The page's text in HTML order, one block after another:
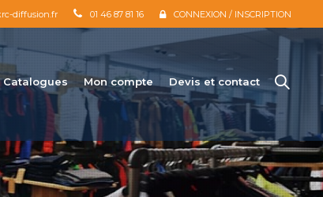
diffusion.fr 01 46 87 81 16 CONNEXION / INSCRIPTION
Catalogues Mon compte Devis et contact